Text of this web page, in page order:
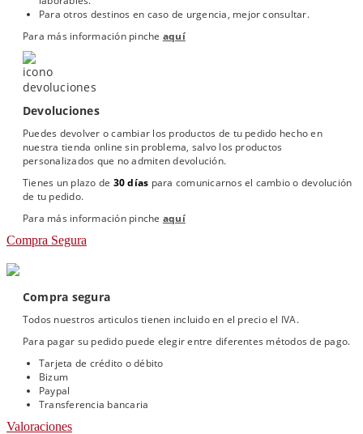
Para otros destinos en caso de urgencia, mejor consultar.
Para más información pinche aquí
Devoluciones
Puedes devolver o cambiar los productos de tu pedido hecho en
nuestra tienda online sin problema, salvo los productos
personalizados que no admiten devolución.
Tienes un plazo de 30 días para comunicarnos el cambio o devolución
de tu pedido.
Para más información pinche aquí
Compra Segura
Compra segura
Todos nuestros articulos tienen incluido en el precio el IVA.
Para pagar su pedido puede elegir entre diferentes métodos de pago.
Tarjeta de crédito o débito
Bizum
Paypal
Transferencia bancaria
Valoraciones